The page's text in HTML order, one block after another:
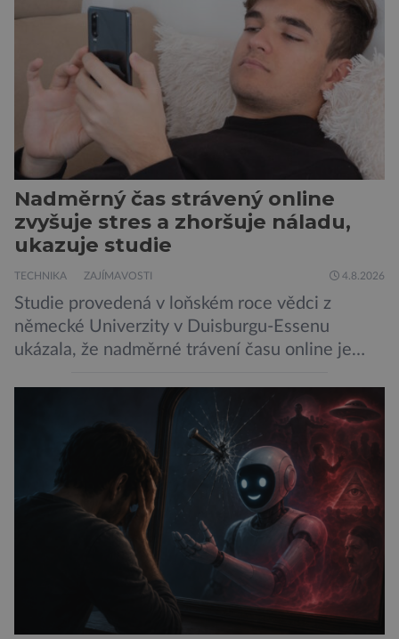
Nadměrný čas strávený online
zvyšuje stres a zhoršuje náladu,
ukazuje studie
TECHNIKA ZAJÍMAVOSTI 4.8.2026
Studie provedená v loňském roce vědci z
německé Univerzity v Duisburgu-Essenu
ukázala, že nadměrné trávení času online je
vede k zanedbávání dalších aktivit. Zúčastnilo
se jí 900 dospělých Němců, kteří uvedli, že se v
posledním roce alespoň jednou zapojili do hraní
her, sledování pornografie, sledování sociálních
sítí […]